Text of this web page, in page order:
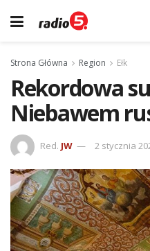
Strona Główna Region Ełk
Rekordowa
Niebawem
Red. JW 2 stycznia